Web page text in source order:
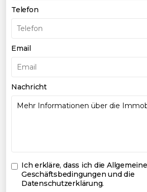
Telefon
Email
Nachricht
Ich erkläre, dass ich dieAllgemeine
Geschäftsbedingungen und die
Datenschutzerklärung.